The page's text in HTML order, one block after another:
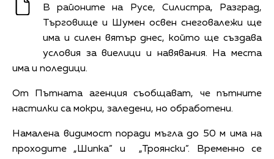
В районите на Русе, Силистра, Разград,
Търговище и Шумен освен снеговалежи ще
има и силен вятър днес, който ще създава
условия за виелици и навявания. На места
има и поледици.
От Пътната агенция съобщават, че пътните
настилки са мокри, заледени, но обработени.
Намалена видимост поради мъгла до 50 м има на
проходите „Шипка” и „Троянски”. Временно се